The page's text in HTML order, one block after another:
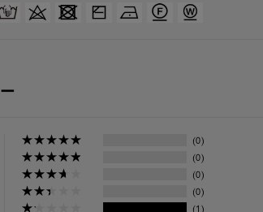
★★★★★
★★★★★ (0)
★★★★★
★★★★★ (0)
★★★★
★★★★ (0)
★★★
★★★ (0)
★★
★★ (1)